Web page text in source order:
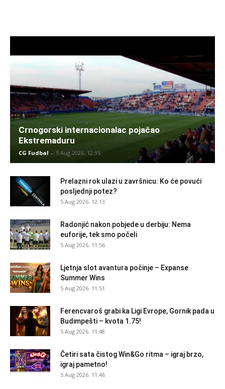
Crnogorski internacionalac pojačao
Ekstremaduru
CG Fudbal - 5 Aug 2026. 12:35
Prelazni rok ulazi u završnicu: Ko će povući
posljednji potez?
5 Aug 2026. 12:13
Radonjić nakon pobjede u derbiju: Nema
euforije, tek smo počeli
5 Aug 2026. 11:56
Ljetnja slot avantura počinje – Expanse
Summer Wins
5 Aug 2026. 11:51
Ferencvaroš grabi ka Ligi Evrope, Gornik pada u
Budimpešti – kvota 1.75!
5 Aug 2026. 11:48
Četiri sata čistog Win&Go ritma – igraj brzo,
igraj pametno!
5 Aug 2026. 11:46